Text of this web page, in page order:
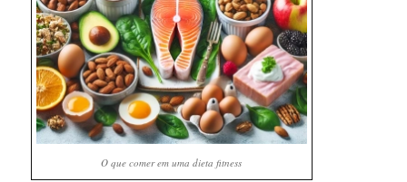
O que comer em uma dieta fitness